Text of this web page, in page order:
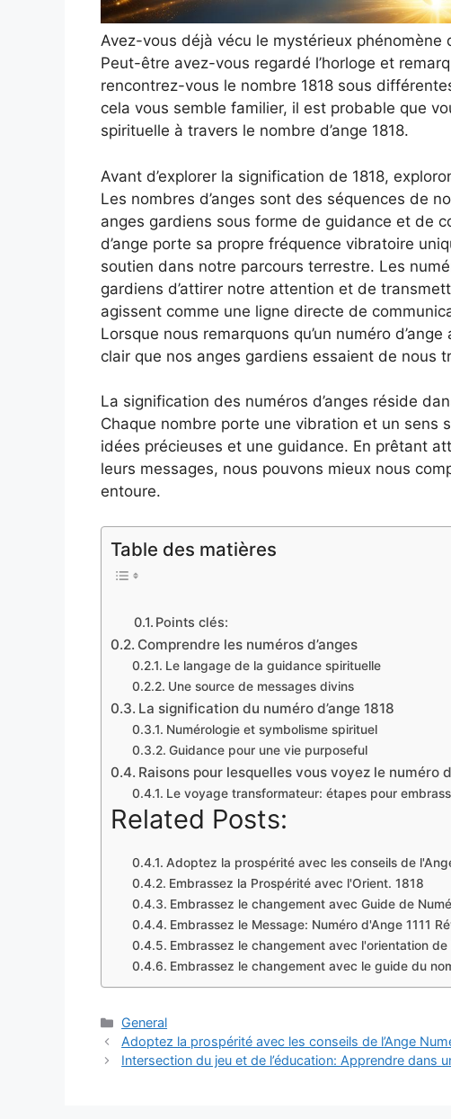
Avez-vous déjà vécu le mystérieux
Peut-être avez-vous regardé l’horloge et
rencontrez-vous le nombre 1818 sous
cela vous semble familier, il est probable que
spirituelle à travers le nombre d’ange 1818.
Avant d’explorer la signification de 1818,
Les nombres d’anges sont des séquences de
anges gardiens sous forme de guidance et de
d’ange porte sa propre fréquence vibratoire
soutien dans notre parcours terrestre. Les
gardiens d’attirer notre attention et de
agissent comme une ligne directe de
Lorsque nous remarquons qu’un numéro
clair que nos anges gardiens essaient de nous
La signification des numéros d’anges réside
Chaque nombre porte une vibration et un sens
idées précieuses et une guidance. En prêtant
leurs messages, nous pouvons mieux nous
entoure.
Table des matières
Points clés:
Comprendre les numéros d’anges
Le langage de la guidance spirituelle
Une source de messages divins
La signification du numéro d’ange 1818
Numérologie et symbolisme spirituel
Guidance pour une vie purposeful
Raisons pour lesquelles vous voyez le numéro
Le voyage transformateur: étapes pour
Related Posts:
Adoptez la prospérité avec les conseils de
Embrassez la Prospérité avec l'Orient. 1818
Embrassez le changement avec Guide de
Embrassez le Message: Numéro d'Ange 1111
Embrassez le changement avec l'orientation de
Embrassez le changement avec le guide du
Categories
General
Adoptez la prospérité avec les conseils de l’Ange
Intersection du jeu et de l’éducation: Apprendre dans